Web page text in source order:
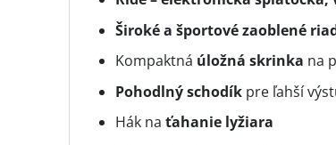
Široké a športové zaoblené
Kompaktná úložná skrinka na
Pohodlný schodíkpre ľahší
Hák na ťahanie lyžiara